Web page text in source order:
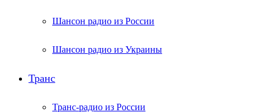
Шансон радио из России
Шансон радио из Украины
Транс
Транс-радио из России